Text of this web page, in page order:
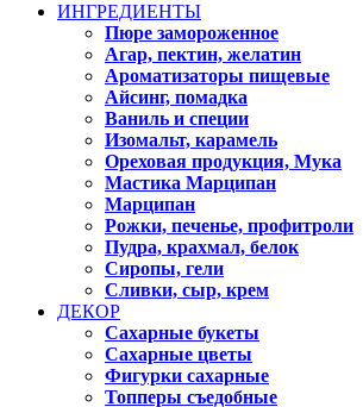
ИНГРЕДИЕНТЫ
Пюре замороженное
Агар, пектин, желатин
Ароматизаторы пищевые
Айсинг, помадка
Ваниль и специи
Изомальт, карамель
Ореховая продукция, Мука
Мастика Марципан
Марципан
Рожки, печенье, профитроли
Пудра, крахмал, белок
Сиропы, гели
Сливки, сыр, крем
ДЕКОР
Сахарные букеты
Сахарные цветы
Фигурки сахарные
Топперы съедобные